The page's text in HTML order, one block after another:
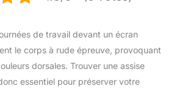
de travail devant un écran
le corps à rude épreuve, provoquant
dorsales. Trouver une assise
essentiel pour préserver votre